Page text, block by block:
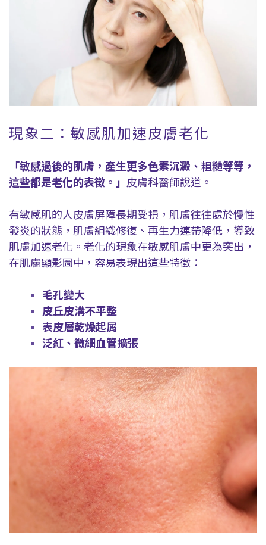
現象二：敏感肌加速皮膚老化
「敏感過後的肌膚，產生更多色素沉澱、粗糙等等，
這些都是老化的表徵。」 皮膚科醫師說道。
有敏感肌的人皮膚屏障長期受損，肌膚往往處於慢性
發炎的狀態，肌膚組織修復、再生力連帶降低，導致
肌膚加速老化。老化的現象在敏感肌膚中更為突出，
在肌膚顯影圖中，容易表現出這些特徵：
毛孔變大
皮丘皮溝不平整
表皮層乾燥起屑
泛紅、微細血管擴張